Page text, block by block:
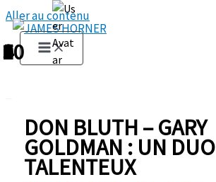
Aller au contenu
DON BLUTH – GARY
GOLDMAN : UN DUO
TALENTEUX
1
2
3
4
5
6
7
8
9
10